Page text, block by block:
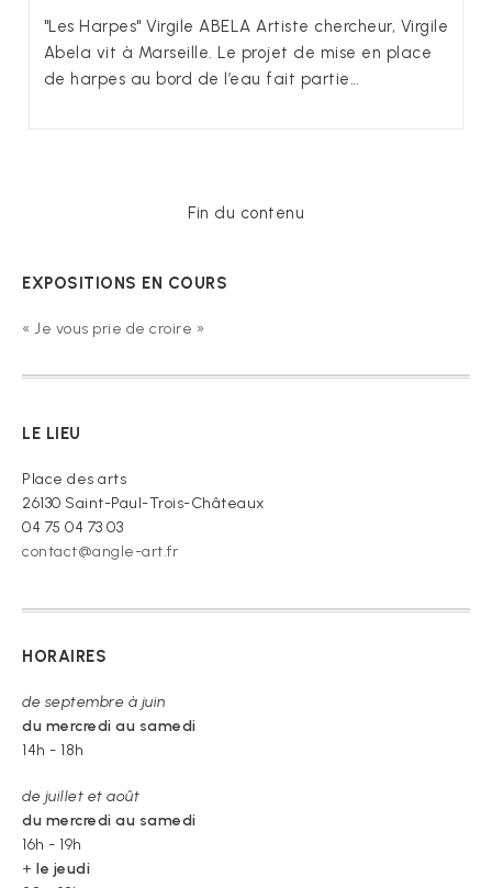
"Les Harpes" Virgile ABELA Artiste chercheur, Virgile
Abela vit à Marseille. Le projet de mise en place
de harpes au bord de l’eau fait partie…
Fin du contenu
EXPOSITIONS EN COURS
« Je vous prie de croire »
LE LIEU
Place des arts
26130 Saint-Paul-Trois-Châteaux
04 75 04 73 03
contact@angle-art.fr
HORAIRES
de septembre à juin
du mercredi au samedi
14h - 18h
de juillet et août
du mercredi au samedi
16h - 19h
+ le jeudi